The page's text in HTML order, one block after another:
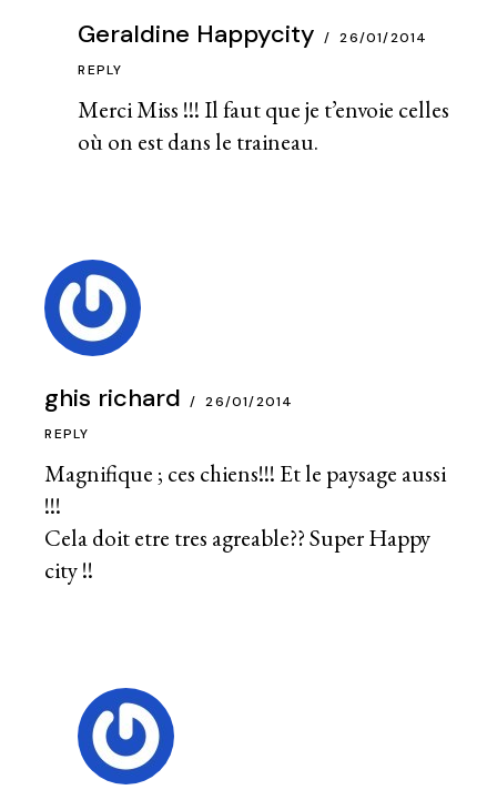
Geraldine Happycity 26/01/2014
Merci Miss !!! Il faut que je t’envoie celles
où on est dans le traineau.
REPLY
ghis richard 26/01/2014
Magnifique ; ces chiens!!! Et le paysage aussi
!!!
Cela doit etre tres agreable?? Super Happy
city !!
REPLY